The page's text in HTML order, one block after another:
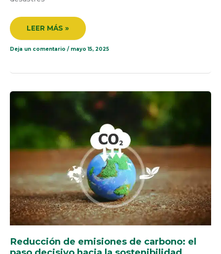
LEER MÁS »
Deja un comentario / mayo 15, 2025
Reducción de emisiones de carbono: el
REDUCCIÓN
EL
DECISIVO
LA
SOSTENIBILIDAD
EMPRESARIAL